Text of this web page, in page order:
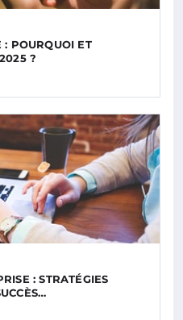
POURQUOI ET
?
: STRATÉGIES